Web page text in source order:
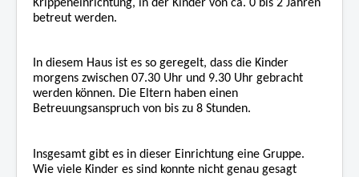
Krippeneinrichtung, in der Kinder von ca. 0 bis 2 Jahren
betreut werden.
In diesem Haus ist es so geregelt, dass die Kinder
morgens zwischen 07.30 Uhr und 9.30 Uhr gebracht
werden können. Die Eltern haben einen
Betreuungsanspruch von bis zu 8 Stunden.
Insgesamt gibt es in dieser Einrichtung eine Gruppe.
Wie viele Kinder es sind konnte nicht genau gesagt